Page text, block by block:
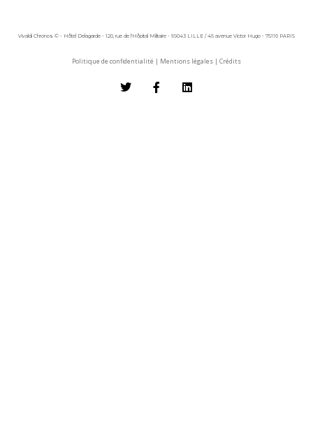
Vivaldi Chronos © - Hôtel Delagarde - 120, rue de l'Hôpital Militaire - 59043 LILLE / 45 avenue Victor Hugo - 75116 PARIS
Politique de confidentialité | Mentions légales | Crédits